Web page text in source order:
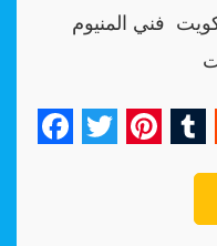
فني المنيوم